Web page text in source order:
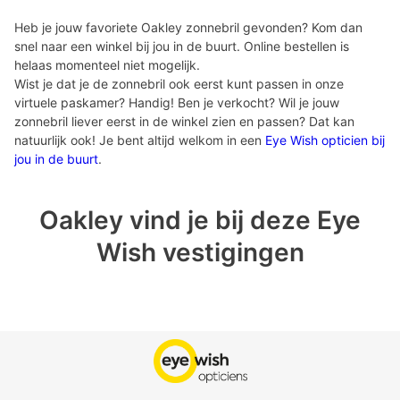
Heb je jouw favoriete Oakley zonnebril gevonden? Kom dan
snel naar een winkel bij jou in de buurt. Online bestellen is
helaas momenteel niet mogelijk.
Wist je dat je de zonnebril ook eerst kunt passen in onze
virtuele paskamer? Handig! Ben je verkocht? Wil je jouw
zonnebril liever eerst in de winkel zien en passen? Dat kan
natuurlijk ook! Je bent altijd welkom in een Eye Wish opticien bij
jou in de buurt.
Oakley vind je bij deze Eye
Wish vestigingen